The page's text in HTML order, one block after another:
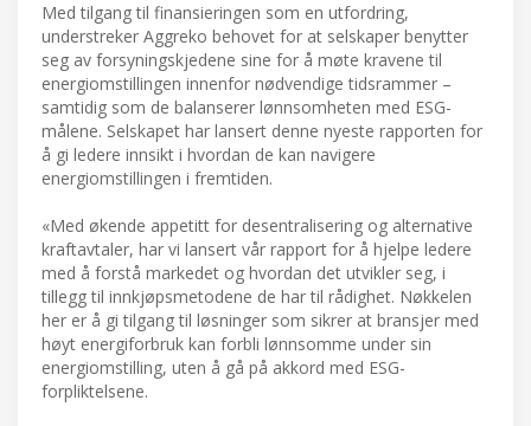
Med tilgang til finansieringen som en utfordring,
understreker Aggreko behovet for at selskaper benytter
seg av forsyningskjedene sine for å møte kravene til
energiomstillingen innenfor nødvendige tidsrammer –
samtidig som de balanserer lønnsomheten med ESG-
målene. Selskapet har lansert denne nyeste rapporten for
å gi ledere innsikt i hvordan de kan navigere
energiomstillingen i fremtiden.
«Med økende appetitt for desentralisering og alternative
kraftavtaler, har vi lansert vår rapport for å hjelpe ledere
med å forstå markedet og hvordan det utvikler seg, i
tillegg til innkjøpsmetodene de har til rådighet. Nøkkelen
her er å gi tilgang til løsninger som sikrer at bransjer med
høyt energiforbruk kan forbli lønnsomme under sin
energiomstilling, uten å gå på akkord med ESG-
forpliktelsene.